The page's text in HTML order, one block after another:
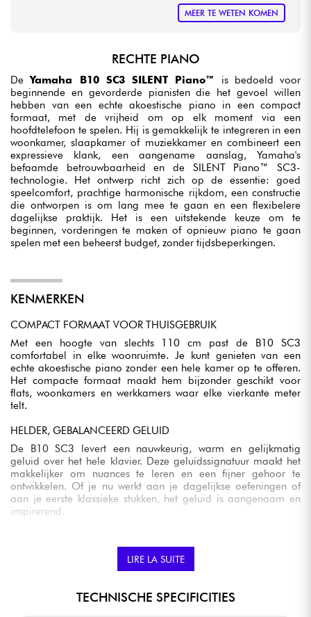
MEER TE WETEN KOMEN
RECHTE PIANO
DeYamaha B10 SC3 SILENT Piano™
is bedoeld voor
beginnende en gevorderde pianisten die het gevoel willen
hebben van een echte akoestische piano in een compact
formaat, met de vrijheid om op elk moment via een
hoofdtelefoon te spelen. Hij is gemakkelijk te integreren in een
woonkamer, slaapkamer of muziekkamer en combineert een
expressieve klank, een aangename aanslag, Yamaha's
befaamde betrouwbaarheid en de SILENT Piano™ SC3-
technologie. Het ontwerp richt zich op de essentie: goed
speelcomfort, prachtige harmonische rijkdom, een constructie
die ontworpen is om lang mee te gaan en een flexibelere
dagelijkse praktijk. Het is een uitstekende keuze om te
beginnen, vorderingen te maken of opnieuw piano te gaan
spelen met een beheerst budget, zonder tijdsbeperkingen.
KENMERKEN
COMPACT FORMAAT VOOR THUISGEBRUIK
Met een hoogte van slechts 110 cm past de B10 SC3
comfortabel in elke woonruimte. Je kunt genieten van een
echte akoestische piano zonder een hele kamer op te offeren.
Het compacte formaat maakt hem bijzonder geschikt voor
flats, woonkamers en werkkamers waar elke vierkante meter
telt.
HELDER, GEBALANCEERD GELUID
De B10 SC3 levert een nauwkeurig, warm en gelijkmatig
geluid over het hele klavier. Deze geluidssignatuur maakt het
makkelijker om nuances te leren en een fijner gehoor te
ontwikkelen. Of je nu werkt aan je dagelijkse oefeningen of
aan je eerste klassieke stukken, het geluid is aangenaam en
inspirerend.
De hamers van de B10 SC3 zijn geïnspireerd op de expertise
die Yamaha heeft ontwikkeld voor zijn topmodellen en helpen
een betere respons onder de vingers, waardoor het makkelijker
wordt om je spel te beheersen en je vanaf het begin muzikaal
LIRE LA SUITE
TECHNISCHE SPECIFICITIES